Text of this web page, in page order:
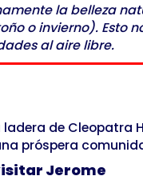
la belleza
o invierno). Esto
al aire libre.
de Cleopatra
próspera
Jerome